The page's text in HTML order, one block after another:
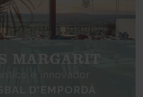
MARGARIT
e innovador
D'EMPORDÀ